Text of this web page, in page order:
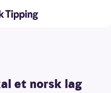
et norsk lag